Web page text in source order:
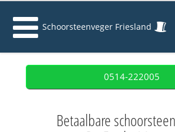
Schoorsteenveger Friesland
0514-222005
Betaalbare